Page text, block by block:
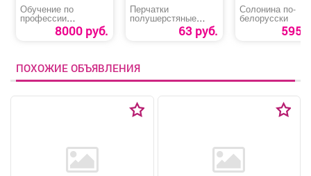
Обучение по
профессии
«Лифтер»8000 руб.
Перчатки
полушерстяные
двойные с ПВХ63 руб.
Солонина по-
белорусски
595
ПОХОЖИЕ ОБЪЯВЛЕНИЯ